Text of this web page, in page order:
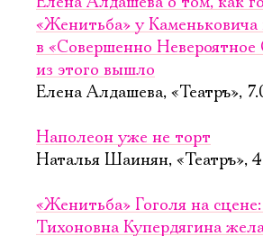
«Женитьба» у Каменьковича
в «Совершенно
из этого вышло
Елена Алдашева, «Театръ»,
Наполеон уже не торт
Наталья Шаинян, «Театръ»,
«Женитьба» Гоголя на
Тихоновна Купердягина